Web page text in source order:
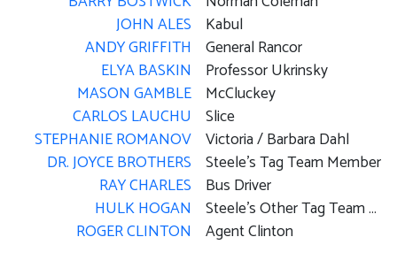
JOHN ALES
ANDY GRIFFITH
ELYA BASKIN
MASON GAMBLE
CARLOS LAUCHU
STEPHANIE ROMANOV
DR. JOYCE BROTHERS
RAY CHARLES
HULK HOGAN
ROGER CLINTON
Kabul
General Rancor
Professor Ukrinsky
McCluckey
Slice
Victoria / Barbara Dahl
Steele's Tag Team Member
Bus Driver
Steele's Other Tag Team Member
Agent Clinton